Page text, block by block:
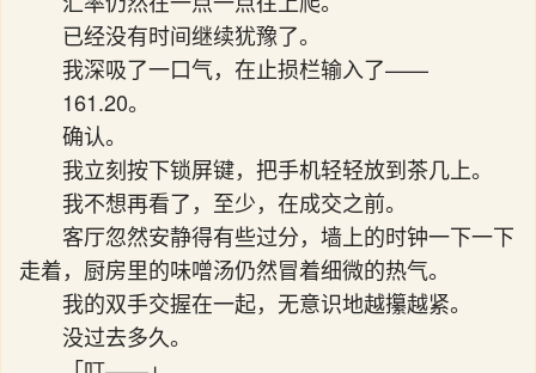
已经没有时间继续犹豫了。
我深吸了一口气，在止损栏输入了——
161.20。
确认。
我立刻按下锁屏键，把手机轻轻放到茶几上。
我不想再看了，至少，在成交之前。
客厅忽然安静得有些过分，墙上的时钟一下一下
走着，厨房里的味噌汤仍然冒着细微的热气。
我的双手交握在一起，无意识地越攥越紧。
没过去多久。